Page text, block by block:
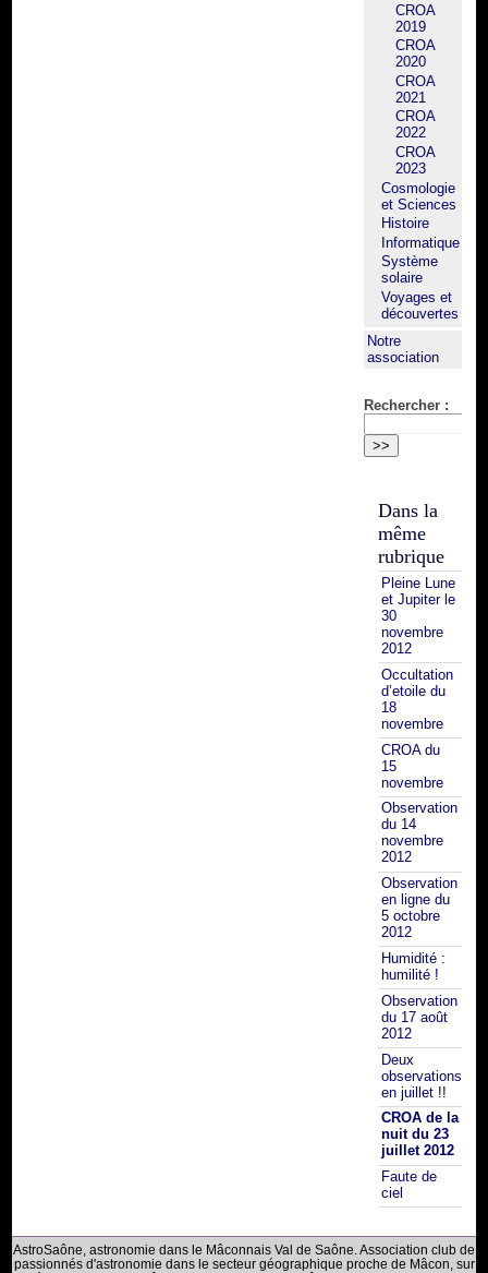
CROA
2019
CROA
2020
CROA
2021
CROA
2022
CROA
2023
Cosmologie
et Sciences
Histoire
Informatique
Système
solaire
Voyages et
découvertes
Notre
association
Rechercher :
Dans la
même
rubrique
Pleine Lune
et Jupiter le
30
novembre
2012
Occultation
d’etoile du
18
novembre
CROA du
15
novembre
Observation
du 14
novembre
2012
Observation
en ligne du
5 octobre
2012
Humidité :
humilité !
Observation
du 17 août
2012
Deux
observations
en juillet !!
CROA de la
nuit du 23
juillet 2012
Faute de
ciel
AstroSaône, astronomie dans le Mâconnais Val de Saône. Association club de
passionnés d'astronomie dans le secteur géographique proche de Mâcon, sur